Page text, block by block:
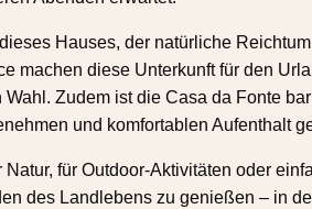
Hauses, der natürliche
machen diese Unterkunft für den
Zudem ist die Casa da Fonte
und komfortablen Aufenthalt
für Outdoor-Aktivitäten oder
des Landlebens zu genießen – in